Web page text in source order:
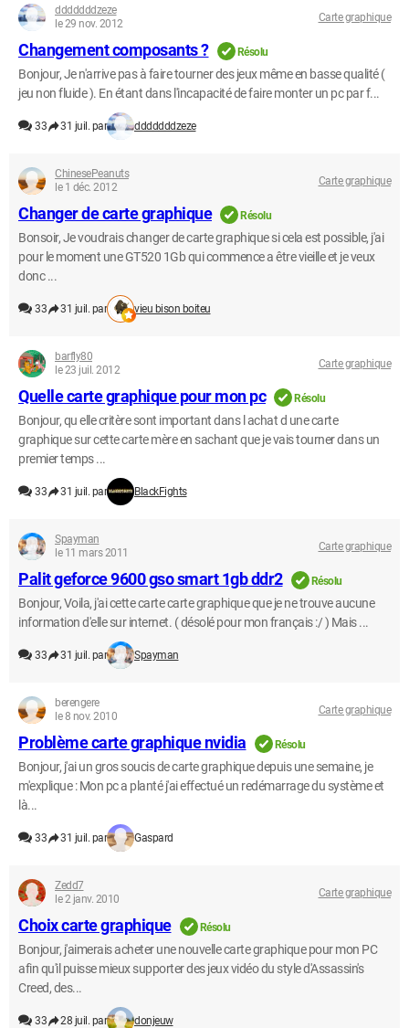
dddddddzeze
le 29 nov. 2012
Carte graphique
Changement composants ? Résolu
Bonjour, Je n'arrive pas à faire tourner des jeux même en basse qualité (
jeu non fluide ). En étant dans l'incapacité de faire monter un pc par f...
33 31 juil. par dddddddzeze
ChinesePeanuts
le 1 déc. 2012
Carte graphique
Changer de carte graphique Résolu
Bonsoir, Je voudrais changer de carte graphique si cela est possible, j'ai
pour le moment une GT520 1Gb qui commence a être vieille et je veux
donc ...
33 31 juil. par vieu bison boiteu
barfly80
le 23 juil. 2012
Carte graphique
Quelle carte graphique pour mon pc Résolu
Bonjour, qu elle critère sont important dans l achat d une carte
graphique sur cette carte mère en sachant que je vais tourner dans un
premier temps ...
33 31 juil. par BlackFights
Spayman
le 11 mars 2011
Carte graphique
Palit geforce 9600 gso smart 1gb ddr2 Résolu
Bonjour, Voila, j'ai cette carte carte graphique que je ne trouve aucune
information d'elle sur internet. ( désolé pour mon français :/ ) Mais ...
33 31 juil. par Spayman
berengere
le 8 nov. 2010
Carte graphique
Problème carte graphique nvidia Résolu
Bonjour, j'ai un gros soucis de carte graphique depuis une semaine, je
m'explique : Mon pc a planté j'ai effectué un redémarrage du système et
là...
33 31 juil. par Gaspard
Zedd7
le 2 janv. 2010
Carte graphique
Choix carte graphique Résolu
Bonjour, j'aimerais acheter une nouvelle carte graphique pour mon PC
afin qu'il puisse mieux supporter des jeux vidéo du style d'Assassin's
Creed, des...
33 28 juil. par donjeuw